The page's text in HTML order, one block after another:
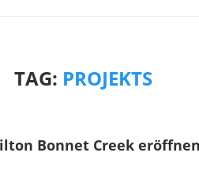
TAG: PROJEKTS
Bonnet Creek